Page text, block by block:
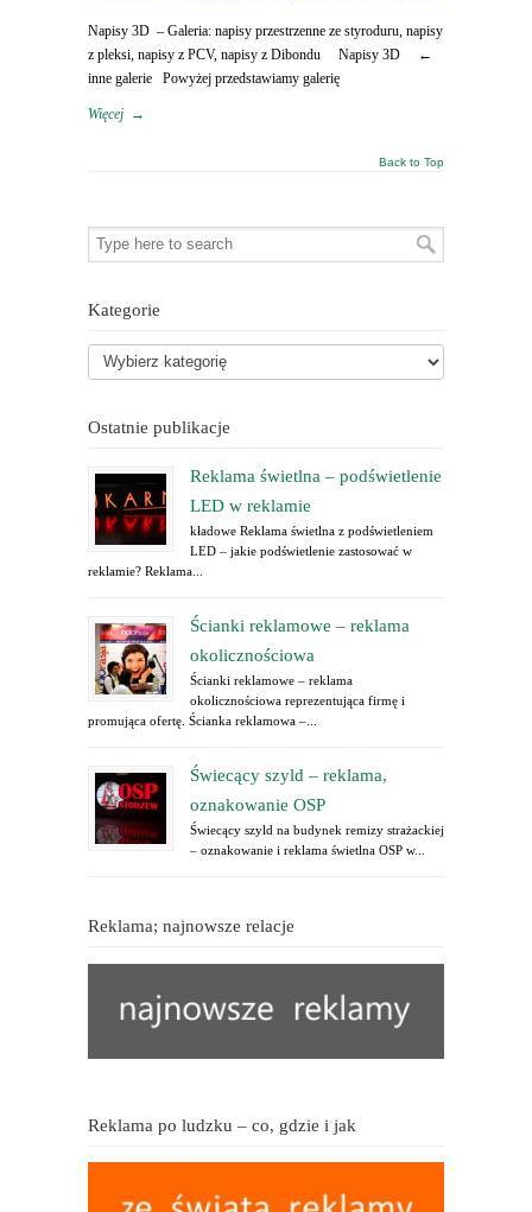
Napisy 3D – Galeria: napisy przestrzenne ze styroduru, napisy
z pleksi, napisy z PCV, napisy z Dibondu Napisy 3D ←
inne galerie Powyżej przedstawiamy galerię
Więcej →
Back to Top
Kategorie
Ostatnie publikacje
Reklama świetlna – podświetlenie
LED w reklamie
kładowe Reklama świetlna z podświetleniem
LED – jakie podświetlenie zastosować w
reklamie? Reklama...
Ścianki reklamowe – reklama
okolicznościowa
Ścianki reklamowe – reklama
okolicznościowa reprezentująca firmę i
promująca ofertę. Ścianka reklamowa –...
Świecący szyld – reklama,
oznakowanie OSP
Świecący szyld na budynek remizy strażackiej
– oznakowanie i reklama świetlna OSP w...
Reklama; najnowsze relacje
Reklama po ludzku – co, gdzie i jak